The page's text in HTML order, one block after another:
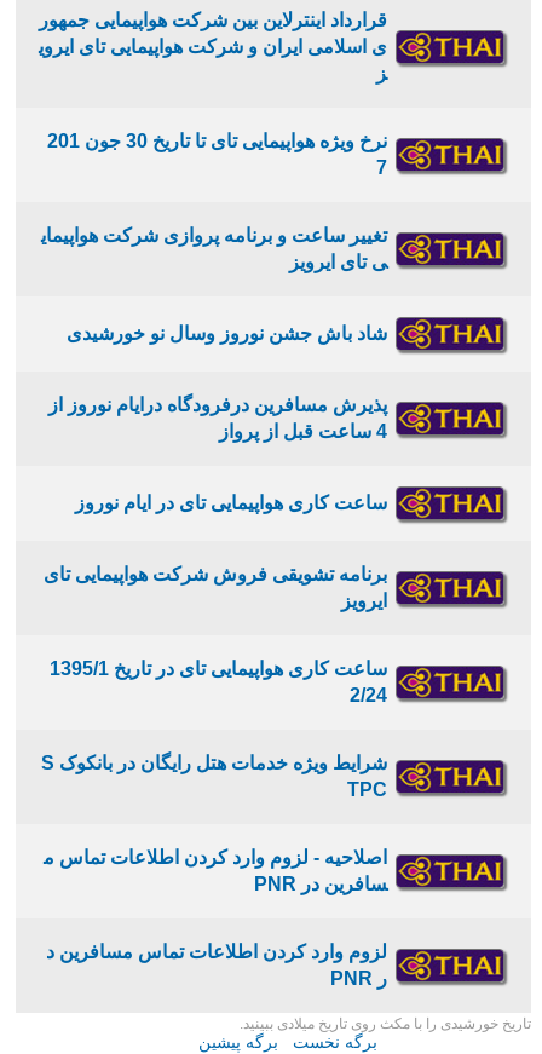
قرارداد اینترلاین بین شرکت هواپیمایی جمهور
ی اسلامی ایران و شرکت هواپیمایی تای ایروی
ز
نرخ ویژه هواپیمایی تای تا تاریخ 30 جون 201
7
تغییر ساعت و برنامه پروازی شرکت هواپیمای
ی تای ایرویز
شاد باش جشن نوروز وسال نو خورشیدی
پذیرش مسافرین درفرودگاه درایام نوروز از
4 ساعت قبل از پرواز
ساعت کاری هواپیمایی تای در ایام نوروز
برنامه تشویقی فروش شرکت هواپیمایی تای
ایرویز
ساعت کاری هواپیمایی تای در تاریخ 1395/1
2/24
شرایط ویژه خدمات هتل رایگان در بانکوک S
TPC
اصلاحیه - لزوم وارد کردن اطلاعات تماس م
سافرین در PNR
لزوم وارد کردن اطلاعات تماس مسافرین د
ر PNR
تاریخ خورشیدی را با مکث روی تاریخ میلادی ببینید.
برگه نخست برگه پیشین